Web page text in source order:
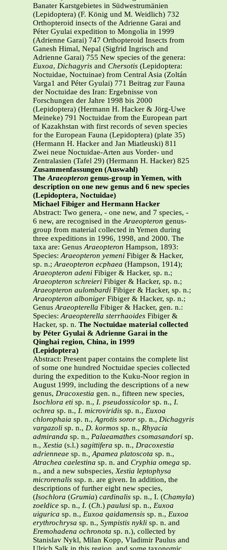
Banater Karstgebietes in Südwestrumänien
(Lepidoptera) (F. König und M. Weidlich) 732
Orthopteroid insects of the Adrienne Garai and
Péter Gyulai expedition to Mongolia in 1999
(Adrienne Garai) 747 Orthopteroid Insects from
Ganesh Himal, Nepal (Sigfrid Ingrisch and
Adrienne Garai) 755 New species of the genera:
Euxoa, Dichagyris and Chersotis (Lepidoptera:
Noctuidae, Noctuinae) from Central Asia (Zoltán
Varga1 and Péter Gyulai) 771 Beitrag zur Fauna
der Noctuidae des Iran: Ergebnisse von
Forschungen der Jahre 1998 bis 2000
(Lepidoptera) (Hermann H. Hacker & Jörg-Uwe
Meineke) 791 Noctuidae from the European part
of Kazakhstan with first records of seven species
for the European Fauna (Lepidoptera) (plate 35)
(Hermann H. Hacker and Jan Miatleuski) 811
Zwei neue Noctuidae-Arten aus Vorder- und
Zentralasien (Tafel 29) (Hermann H. Hacker) 825
Zusammenfassungen (Auswahl)
TheAraeopteron genus-group in Yemen, with
description on one new genus and 6 new species
(Lepidoptera, Noctuidae)
Michael Fibiger and Hermann Hacker
Abstract: Two genera, - one new, and 7 species, -
6 new, are recognised in theAraeopteron genus-
group from material collected in Yemen during
three expeditions in 1996, 1998, and 2000. The
taxa are: GenusAraeopteron Hampson, 1893:
Species:Araeopteron yemeni Fibiger & Hacker,
sp. n.;Araeopteron ecphaea (Hampson, 1914);
Araeopteron adeni Fibiger & Hacker, sp. n.;
Araeopteron schreieri Fibiger & Hacker, sp. n.;
Araeopteron aulombardi Fibiger & Hacker, sp. n.;
Araeopteron alboniger Fibiger & Hacker, sp. n.;
GenusAraeopterella Fibiger & Hacker, gen. n.:
Species:Araeopterella sterrhaoides Fibiger &
Hacker, sp. n. The Noctuidae material collected
by Péter Gyulai & Adrienne Garai in the
Qinghai region, China, in 1999
(Lepidoptera)
Abstract: Present paper contains the complete list
of some one hundred Noctuidae species collected
during the expedition to the Kuku-Noor region in
August 1999, including the descriptions of a new
genus, Dracoxestia gen. n., fifteen new species,
Isochlora eti sp. n., I. pseudossicolor sp. n., I.
ochrea sp. n., I. microviridis sp. n., Euxoa
chlorophaia sp. n.,Agrotis soror sp. n., Dichagyris
vargazoli sp. n., D. kormos sp. n., Rhyacia
admiranda sp. n., Palaeamathes csomasandori sp.
n.,Xestia (s.l.) sagittifera sp. n., Dracoxestia
adrienneae sp. n., Apamea platoscota sp. n.,
Atrachea caelestina sp. n. and Cryphia omega sp.
n., and a new subspecies,Xestia leptophysa
microrenalis ssp. n. are given. In addition, the
descriptions of further eight new species,
(Isochlora (Grumia) cardinalis sp. n., I. (Chamyla)
zoeldice sp. n., I. (Ch.) paulusi sp. n., Euxoa
uigurica sp. n., Euxoa qaidamensis sp. n., Euxoa
erythrochrysa sp. n., Sympistis nykli sp. n. and
Eremohadena ochronota sp. n.), collected by
Stanislav Nykl, Milan Kopp, Vladimir Paulus and